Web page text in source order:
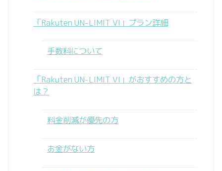
「Rakuten UN-LIMIT VI」プラン詳細
手数料について
「Rakuten UN-LIMIT VI」がおすすめの方と
は？
料金削減が優先の方
お金がない方